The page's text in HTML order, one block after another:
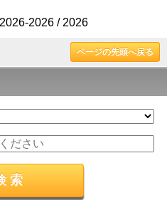
2026 / 2026
ページの先頭へ戻る